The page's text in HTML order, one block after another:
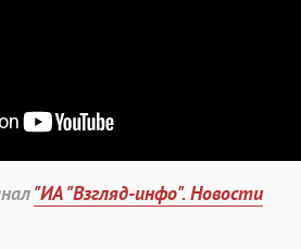
"ИА "Взгляд-инфо". Новости